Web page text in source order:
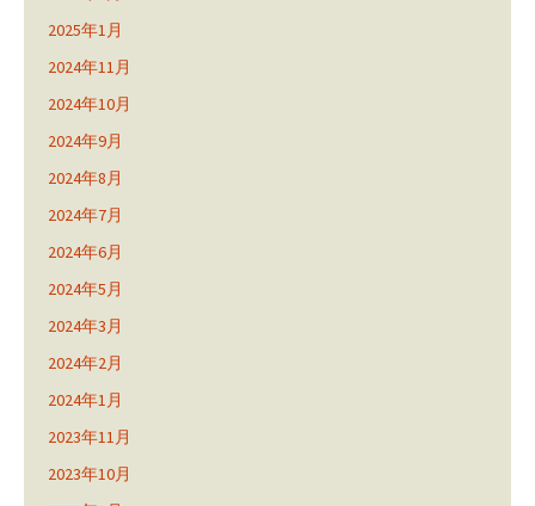
2025年1月
2024年11月
2024年10月
2024年9月
2024年8月
2024年7月
2024年6月
2024年5月
2024年3月
2024年2月
2024年1月
2023年11月
2023年10月